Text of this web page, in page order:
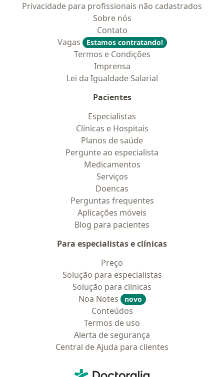
Privacidade para profissionais não cadastrados
Sobre nós
Contato
Vagas
Estamos contratando!
Termos e Condições
Imprensa
Lei da Igualdade Salarial
Pacientes
Especialistas
Clínicas e Hospitais
Planos de saúde
Pergunte ao especialista
Medicamentos
Serviços
Doencas
Perguntas frequentes
Aplicações móveis
Blog para pacientes
Para especialistas e clínicas
Preço
Solução para especialistas
Solução para clinicas
Noa Notes
novo
Conteúdos
Termos de uso
Alerta de segurança
Central de Ajuda para clientes
Doctoralia - Homepage